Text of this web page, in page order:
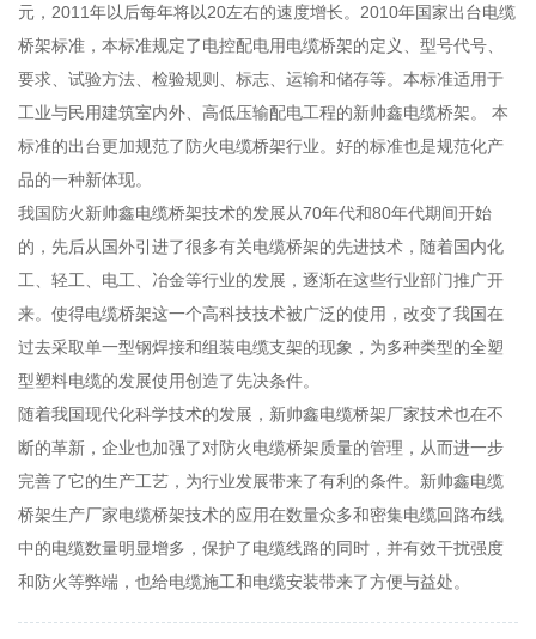
元，2011年以后每年将以20左右的速度增长。2010年国家出台电缆
桥架标准，本标准规定了电控配电用电缆桥架的定义、型号代号、
要求、试验方法、检验规则、标志、运输和储存等。本标准适用于
工业与民用建筑室内外、高低压输配电工程的新帅鑫电缆桥架。 本
标准的出台更加规范了防火电缆桥架行业。好的标准也是规范化产
品的一种新体现。
我国防火新帅鑫电缆桥架技术的发展从70年代和80年代期间开始
的，先后从国外引进了很多有关电缆桥架的先进技术，随着国内化
工、轻工、电工、冶金等行业的发展，逐渐在这些行业部门推广开
来。使得电缆桥架这一个高科技技术被广泛的使用，改变了我国在
过去采取单一型钢焊接和组装电缆支架的现象，为多种类型的全塑
型塑料电缆的发展使用创造了先决条件。
随着我国现代化科学技术的发展，新帅鑫电缆桥架厂家技术也在不
断的革新，企业也加强了对防火电缆桥架质量的管理，从而进一步
完善了它的生产工艺，为行业发展带来了有利的条件。新帅鑫电缆
桥架生产厂家电缆桥架技术的应用在数量众多和密集电缆回路布线
中的电缆数量明显增多，保护了电缆线路的同时，并有效干扰强度
和防火等弊端，也给电缆施工和电缆安装带来了方便与益处。